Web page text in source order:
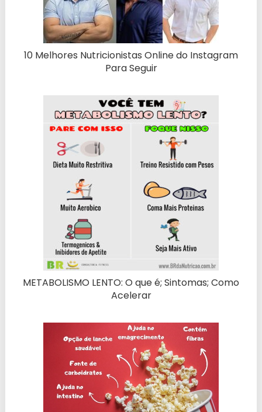
10 Melhores Nutricionistas Online do Instagram
Para Seguir
METABOLISMO LENTO: O que é; Sintomas; Como
Acelerar